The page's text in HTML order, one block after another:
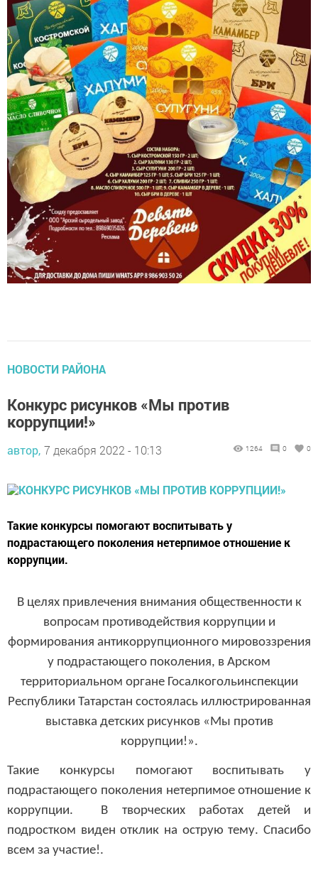
НОВОСТИ РАЙОНА
Конкурс рисунков «Мы против
коррупции!»
автор, 7 декабря 2022 - 10:13 1264 0 0
Такие конкурсы помогают воспитывать у
подрастающего поколения нетерпимое отношение к
коррупции.
В целях привлечения внимания общественности к
вопросам противодействия коррупции и
формирования антикоррупционного мировоззрения
у подрастающего поколения, в Арском
территориальном органе Госалкогольинспекции
Республики Татарстан состоялась иллюстрированная
выставка детских рисунков «Мы против
коррупции!».
Такие конкурсы помогают воспитывать у
подрастающего поколения нетерпимое отношение к
коррупции. В творческих работах детей и
подростком виден отклик на острую тему. Спасибо
всем за участие!.